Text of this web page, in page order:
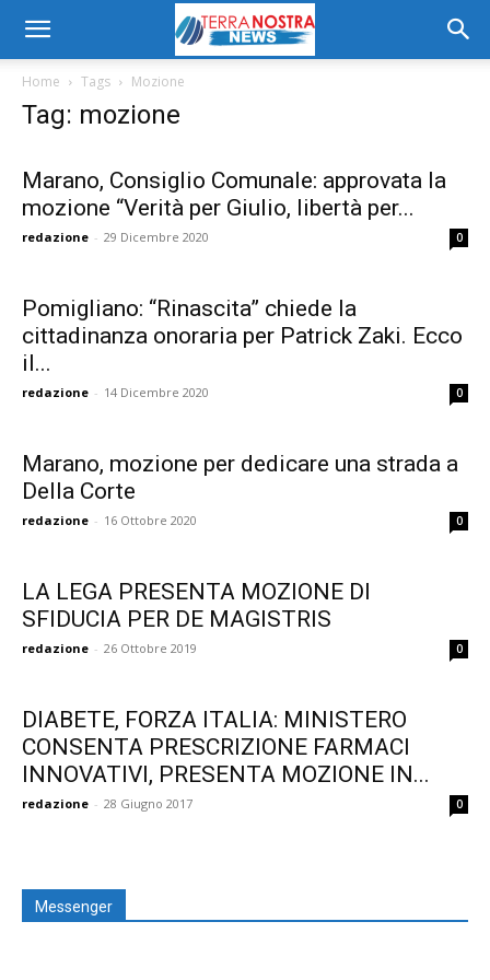
Home Tags Mozione
Tag: mozione
Marano, Consiglio Comunale: approvata la
mozione “Verità per Giulio, libertà per...
redazione - 29 Dicembre 2020 0
Pomigliano: “Rinascita” chiede la
cittadinanza onoraria per Patrick Zaki. Ecco
il...
redazione - 14 Dicembre 2020 0
Marano, mozione per dedicare una strada a
Della Corte
redazione - 16 Ottobre 2020 0
LA LEGA PRESENTA MOZIONE DI
SFIDUCIA PER DE MAGISTRIS
redazione - 26 Ottobre 2019 0
DIABETE, FORZA ITALIA: MINISTERO
CONSENTA PRESCRIZIONE FARMACI
INNOVATIVI, PRESENTA MOZIONE IN...
redazione - 28 Giugno 2017 0
Messenger